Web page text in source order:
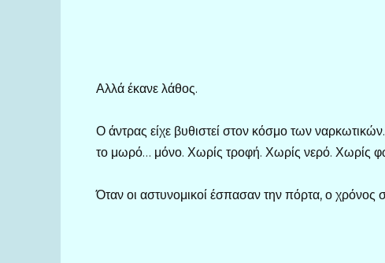
Αλλά έκανε λάθος.
Ο άντρας είχε βυθιστεί στον κόσμο των
το μωρό… μόνο. Χωρίς τροφή. Χωρίς νερό. Χωρίς
Όταν οι αστυνομικοί έσπασαν την πόρτα, ο χρόνος